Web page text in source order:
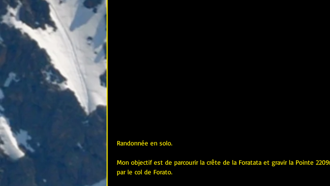
Randonnée en solo.
Mon objectif est de parcourir la crête de la Foratata et gravir la Pointe
par le col de Forato.